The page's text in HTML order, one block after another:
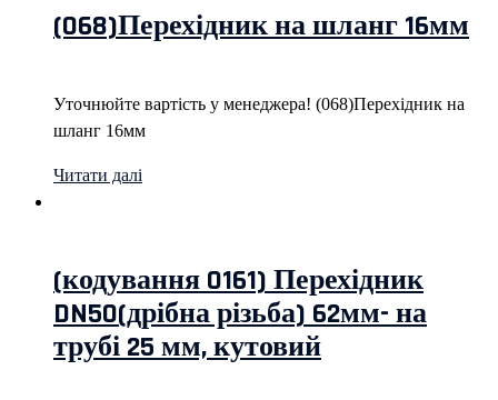
(068)Перехідник на шланг 16мм
Уточнюйте вартість у менеджера! (068)Перехідник на
шланг 16мм
Читати далі
(кодування 0161) Перехідник
DN50(дрібна різьба) 62мм- на
трубі 25 мм, кутовий